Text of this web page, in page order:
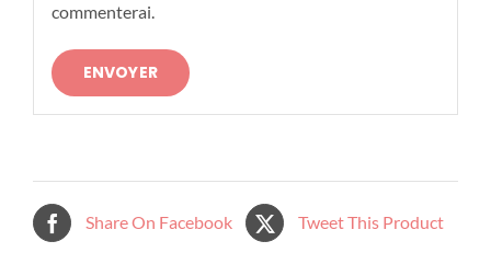
commenterai.
Share On Facebook Tweet This Product